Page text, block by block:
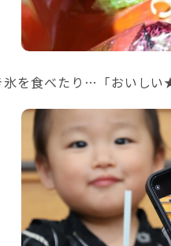
氷を食べたり…「おいし